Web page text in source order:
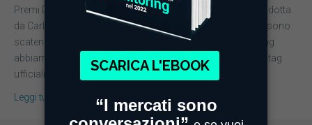
Premi David di Donatello, gli Oscar del cinema italiano, condotta
da Carlo Conti e trasmessa in diretta da RaiUno. I social si sono
scatenati e grazie alla nostra piattaforma di Web Monitoring
abbiamo ascoltato le numerose conversazioni. I due hashtag
ufficiali della serata…
Leggi tutto